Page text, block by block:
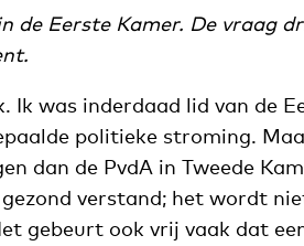
de Eerste Kamer. De vraag
Ik was inderdaad lid van de
politieke stroming.
dan de PvdA in Tweede
verstand; het wordt
gebeurt ook vrij vaak dat